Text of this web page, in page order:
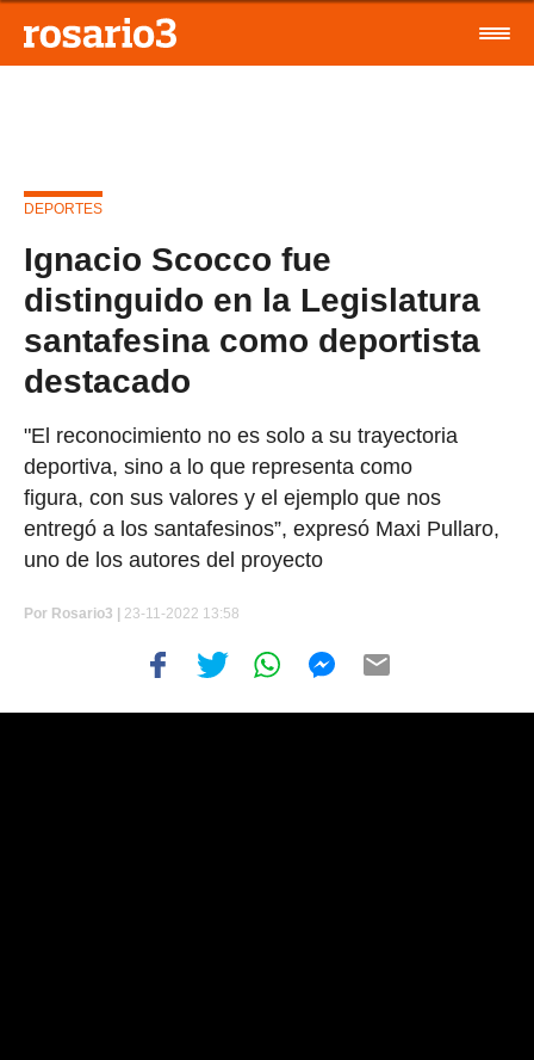
DEPORTES
Ignacio Scocco fue
distinguido en la Legislatura
santafesina como deportista
destacado
"El reconocimiento no es solo a su trayectoria
deportiva, sino a lo que representa como
figura, con sus valores y el ejemplo que nos
entregó a los santafesinos”, expresó Maxi Pullaro,
uno de los autores del proyecto
Por Rosario3 | 23-11-2022 13:58